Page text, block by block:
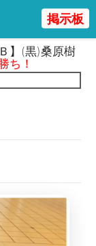
掲示板
】(黒)桑原樹
ち！